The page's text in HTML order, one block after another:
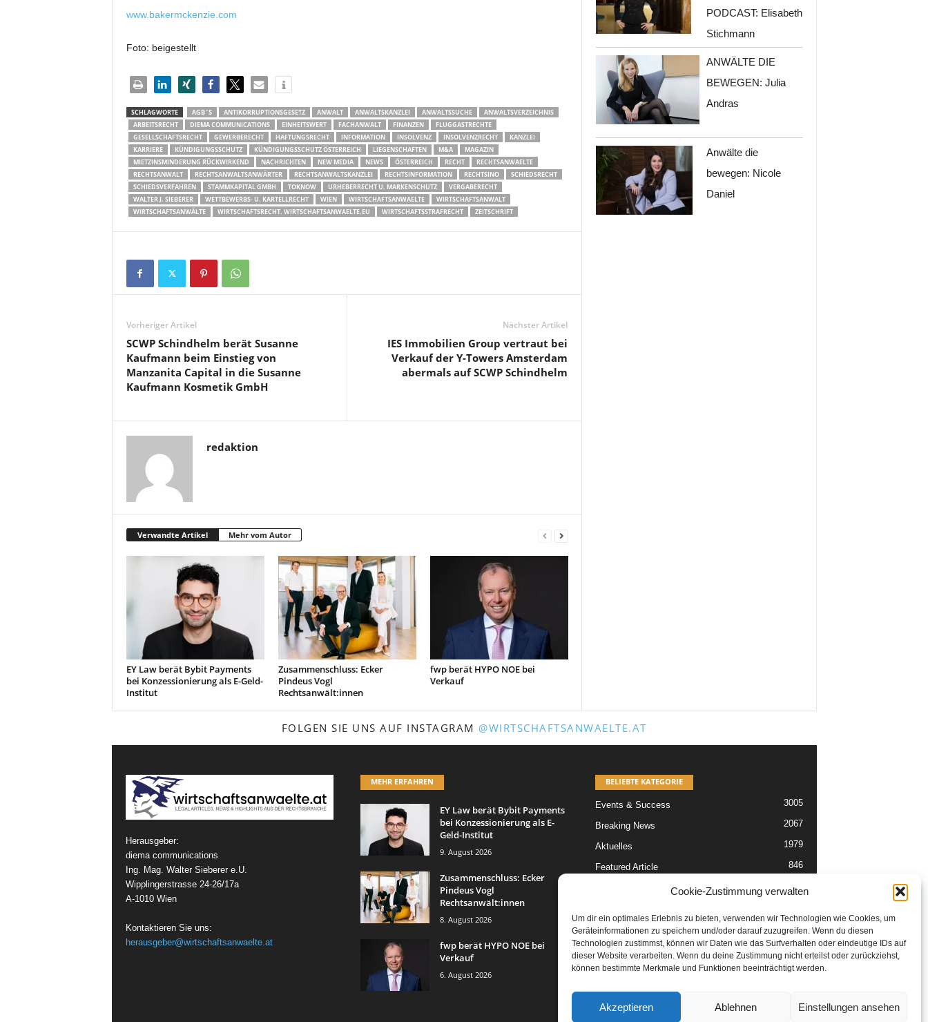
Cookie-Zustimmung verwalten
Um dir ein optimales Erlebnis zu bieten, verwenden wir Technologien wie Cookies, um
Geräteinformationen zu speichern und/oder darauf zuzugreifen. Wenn du diesen
Technologien zustimmst, können wir Daten wie das Surfverhalten oder eindeutige IDs auf
dieser Website verarbeiten. Wenn du deine Zustimmung nicht erteilst oder zurückziehst,
können bestimmte Merkmale und Funktionen beeinträchtigt werden.
Akzeptieren Ablehnen Einstellungen ansehen
www.bakermckenzie.com
Foto: beigestellt
SCHLAGWORTE AGB´S ANTIKORRUPTIONSGESETZ ANWALT ANWALTSKANZLEI ANWALTSSUCHE
ANWALTSVERZEICHNIS
ARBEITSRECHT
DIEMA COMMUNICATIONS EINHEITSWERT FACHANWALT FINANZEN
FLUGGASTRECHTE
GESELLSCHAFTSRECHT
GEWERBERECHT HAFTUNGSRECHT INFORMATION INSOLVENZ INSOLVENZRECHT
KANZLEI
KARRIERE
KÜNDIGUNGSSCHUTZ KÜNDIGUNGSSCHUTZ ÖSTERREICH LIEGENSCHAFTEN M&A
MAGAZIN
MIETZINSMINDERUNG RÜCKWIRKEND
NACHRICHTEN NEW MEDIA NEWS ÖSTERREICH RECHT
RECHTSANWAELTE
RECHTSANWALT
RECHTSANWALTSANWÄRTER RECHTSANWALTSKANZLEI RECHTSINFORMATION RECHTSINO
SCHIEDSRECHT
SCHIEDSVERFAHREN
STAMMKAPITAL GMBH TOKNOW URHEBERRECHT U. MARKENSCHUTZ
VERGABERECHT
WALTER J. SIEBERER
WETTBEWERBS- U. KARTELLRECHT WIEN WIRTSCHAFTSANWAELTE
WIRTSCHAFTSANWALT
WIRTSCHAFTSANWÄLTE
WIRTSCHAFTSRECHT. WIRTSCHAFTSANWAELTE.EU WIRTSCHAFTSSTRAFRECHT ZEITSCHRIFT
Vorheriger Artikel
SCWP Schindhelm berät Susanne
Kaufmann beim Einstieg von
Manzanita Capital in die Susanne
Kaufmann Kosmetik GmbH
Nächster Artikel
IES Immobilien Group vertraut bei
Verkauf der Y-Towers Amsterdam
abermals auf SCWP Schindhelm
redaktion
Verwandte Artikel Mehr vom Autor
EY Law berät Bybit Payments
bei Konzessionierung als E-Geld-
Institut
Zusammenschluss: Ecker
Pindeus Vogl
Rechtsanwält:innen
fwp berät HYPO NOE bei
Verkauf
PODCAST: Elisabeth
Stichmann
ANWÄLTE DIE
BEWEGEN: Julia
Andras
Anwälte die
bewegen: Nicole
Daniel
FOLGEN SIE UNS AUF INSTAGRAM @WIRTSCHAFTSANWAELTE.AT
Herausgeber:
diema communications
Ing. Mag. Walter Sieberer e.U.
Wipplingerstrasse 24-26/17a
A-1010 Wien
Kontaktieren Sie uns:
herausgeber@wirtschaftsanwaelte.at
MEHR ERFAHREN
EY Law berät Bybit Payments
bei Konzessionierung als E-
Geld-Institut
9. August 2026
Zusammenschluss: Ecker
Pindeus Vogl
Rechtsanwält:innen
8. August 2026
fwp berät HYPO NOE bei
Verkauf
6. August 2026
BELIEBTE KATEGORIE
Events & Success 3005
Breaking News 2067
Aktuelles 1979
Featured Article 846
567
Leitartikel 229